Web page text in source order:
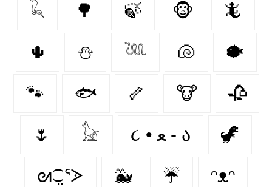
𓆗 🌳 🍃 🐵 🦎
🌵 ⛄ 𓆙 🐚 🐡
🐾 🐟 🦴 🐮 🥀
🌷 𓃠 ૮ • ﻌ - ა⁩ 🦖
ᘛ⁐̤ᕐᐷ 🐳 ☔ ᵔᴥᵔ